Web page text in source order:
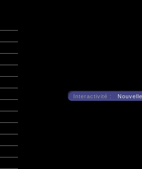
Interactivité :